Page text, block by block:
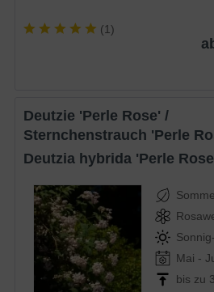
(1)
Deutzie 'Perle Rose' /
Sternchenstrauch 'Perle
Deutzia hybrida 'Perle
Mai -
bis zu